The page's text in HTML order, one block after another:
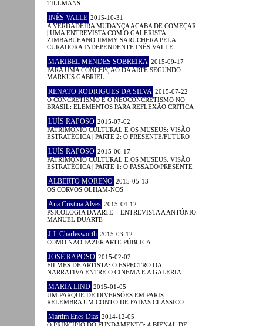
TILLMANS
INÊS VALLE 2015-10-31
A VERDADEIRA MUDANÇA ACABA DE COMEÇAR
| UMA ENTREVISTA COM O GALERISTA
ZIMBABUEANO JIMMY SARUCHERA PELA
CURADORA INDEPENDENTE INÊS VALLE
MARIBEL MENDES SOBREIRA 2015-09-17
PARA UMA CONCEPÇÃO DA ARTE SEGUNDO
MARKUS GABRIEL
RENATO RODRIGUES DA SILVA 2015-07-22
O CONCRETISMO E O NEOCONCRETISMO NO
BRASIL: ELEMENTOS PARA REFLEXÃO CRÍTICA
LUÍS RAPOSO 2015-07-02
PATRIMÓNIO CULTURAL E OS MUSEUS: VISÃO
ESTRATÉGICA | PARTE 2: O PRESENTE/FUTURO
LUÍS RAPOSO 2015-06-17
PATRIMÓNIO CULTURAL E OS MUSEUS: VISÃO
ESTRATÉGICA | PARTE 1: O PASSADO/PRESENTE
ALBERTO MORENO 2015-05-13
OS CORVOS OLHAM-NOS
Ana Cristina Alves 2015-04-12
PSICOLOGIA DA ARTE – ENTREVISTA A ANTÓNIO
MANUEL DUARTE
J.J. Charlesworth 2015-03-12
COMO NÃO FAZER ARTE PÚBLICA
JOSÉ RAPOSO 2015-02-02
FILMES DE ARTISTA: O ESPECTRO DA
NARRATIVA ENTRE O CINEMA E A GALERIA.
MARIA LIND 2015-01-05
UM PARQUE DE DIVERSÕES EM PARIS
RELEMBRA UM CONTO DE FADAS CLÁSSICO
Martim Enes Dias 2014-12-05